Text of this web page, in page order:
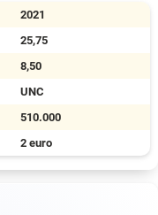
2021
25,75
8,50
UNC
510.000
2 euro